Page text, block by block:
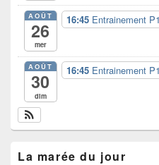
AOÛT
26
mer
16:45 Entrainement
AOÛT
30
dim
16:45 Entrainement
La marée du jour